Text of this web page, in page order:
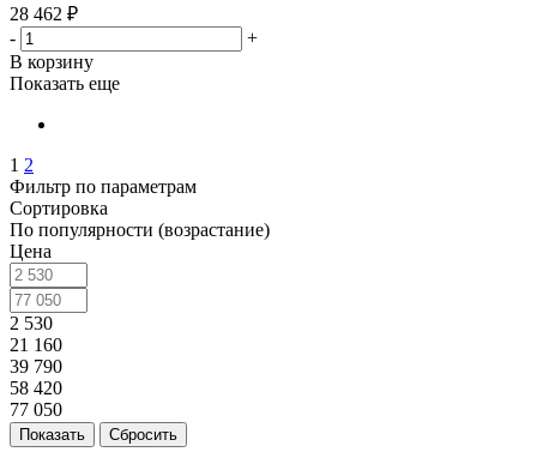
28 462 ₽
-
+
В корзину
Показать еще
1 2
Фильтр по параметрам
Сортировка
По популярности (возрастание)
Цена
2 530
21 160
39 790
58 420
77 050
Сбросить